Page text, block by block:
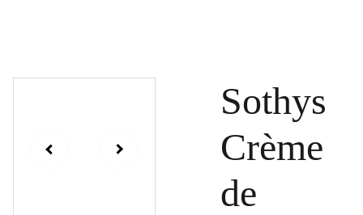
Sothys
Crème
de